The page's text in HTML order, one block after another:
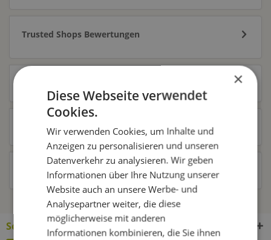
Trusted Shops Bewertungen
Kunden kauften auch
Kunden haben sich ebenfalls angesehen
Service Hotline
×
Diese Webseite verwendet
Cookies.
Wir verwenden Cookies, um Inhalte und
Anzeigen zu personalisieren und unseren
Datenverkehr zu analysieren. Wir geben
Informationen über Ihre Nutzung unserer
Website auch an unsere Werbe- und
Analysepartner weiter, die diese
möglicherweise mit anderen
Informationen kombinieren, die Sie ihnen